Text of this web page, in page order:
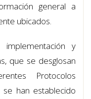
general a
ubicados.
implementación y
que se desglosan
Protocolos
han establecido